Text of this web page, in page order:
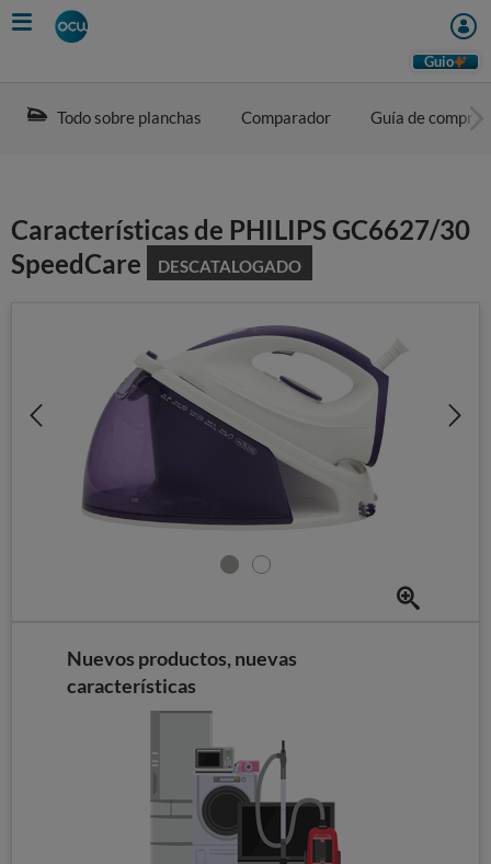
Skip
to
Guio
Todo sobre planchas Comparador Guía de compra
Características de PHILIPS GC6627/30
SpeedCare
DESCATALOGADO
Nuevos productos, nuevas
características